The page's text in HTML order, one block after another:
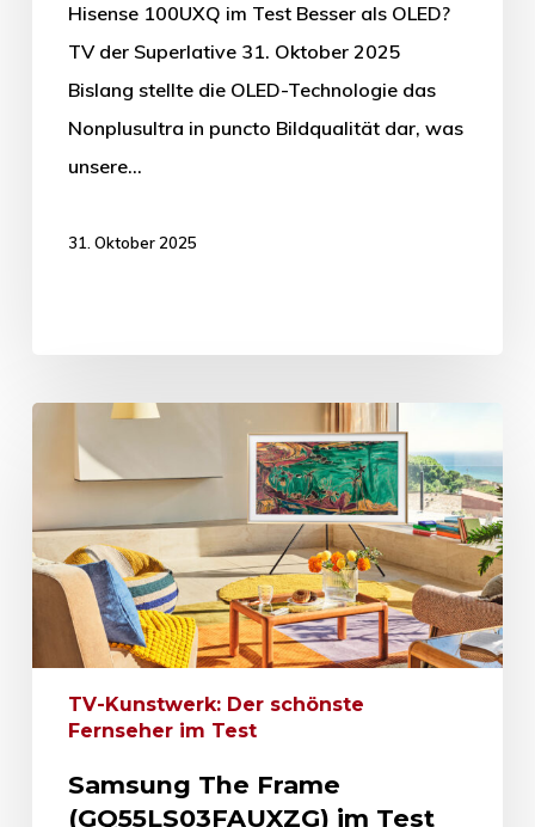
Hisense 100UXQ im Test Besser als OLED?
TV der Superlative 31. Oktober 2025
Bislang stellte die OLED-Technologie das
Nonplusultra in puncto Bildqualität dar, was
unsere…
31. Oktober 2025
TV-Kunstwerk: Der schönste
Fernseher im Test
Samsung The Frame
(GQ55LS03FAUXZG) im Test